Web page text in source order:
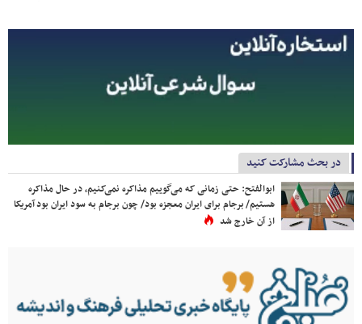
در بحث مشارکت کنید
ابوالفتح: حتی زمانی که می‌گوییم مذاکره نمی‌کنیم، در حال مذاکره
هستیم/ برجام برای ایران معجزه بود/ چون برجام به سود ایران بود آمریکا
از آن خارج شد